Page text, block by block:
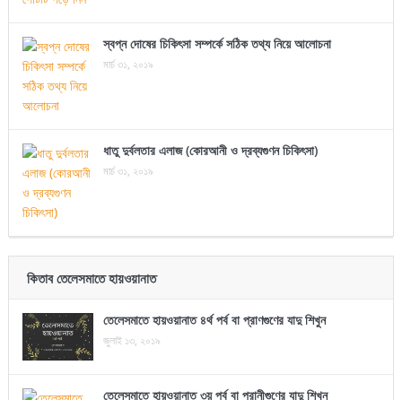
স্বপ্ন দোষের চিকিৎসা সম্পর্কে সঠিক তথ্য নিয়ে আলোচনা
মার্চ ৩১, ২০১৯
ধাতু দুর্বলতার এলাজ (কোরআনী ও দ্রব্যগুণন চিকিৎসা)
মার্চ ৩১, ২০১৯
কিতাব তেলেসমাতে হায়ওয়ানাত
তেলেসমাতে হায়ওয়ানাত ৪র্থ পর্ব বা প্রাণগুণের যাদু শিখুন
জুলাই ১৩, ২০১৯
তেলেসমাতে হায়ওয়ানাত ৩য় পর্ব বা প্রানীগুণের যাদু শিখুন